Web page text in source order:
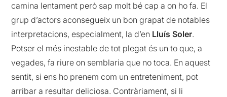
camina lentament però sap molt bé cap a on ho fa. El
grup d’actors aconsegueix un bon grapat de notables
interpretacions, especialment, la d’en Lluís Soler.
Potser el més inestable de tot plegat és un to que, a
vegades, fa riure on semblaria que no toca. En aquest
sentit, si ens ho prenem com un entreteniment, pot
arribar a resultar deliciosa. Contràriament, si li